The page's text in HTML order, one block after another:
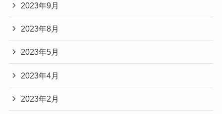
2023年9月
2023年8月
2023年5月
2023年4月
2023年2月